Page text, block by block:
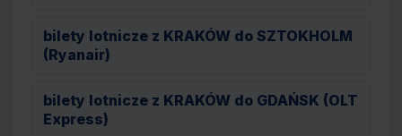
bilety lotnicze z KRAKÓW do SZTOKHOLM
(Ryanair)
bilety lotnicze z KRAKÓW do GDAŃSK (OLT
Express)